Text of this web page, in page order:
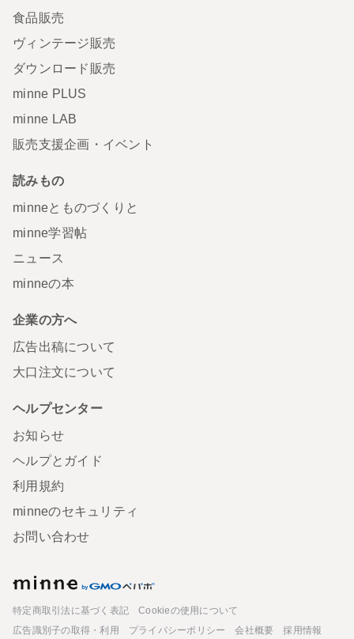
食品販売
ヴィンテージ販売
ダウンロード販売
minne PLUS
minne LAB
販売支援企画・イベント
読みもの
minneとものづくりと
minne学習帖
ニュース
minneの本
企業の方へ
広告出稿について
大口注文について
ヘルプセンター
お知らせ
ヘルプとガイド
利用規約
minneのセキュリティ
お問い合わせ
特定商取引法に基づく表記
Cookieの使用について
広告識別子の取得・利用
プライバシーポリシー 会社概要
採用情報